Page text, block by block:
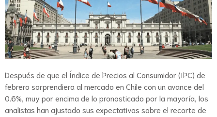
Después de que el Índice de Precios al Consumidor (IPC) de
febrero sorprendiera al mercado en Chile con un avance del
0.6%, muy por encima de lo pronosticado por la mayoría, los
analistas han ajustado sus expectativas sobre el recorte de